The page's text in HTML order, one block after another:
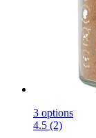
3 options
4.5 (2)